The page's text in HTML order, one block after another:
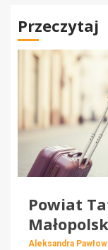
Przeczytaj
Powiat
Aleksandra